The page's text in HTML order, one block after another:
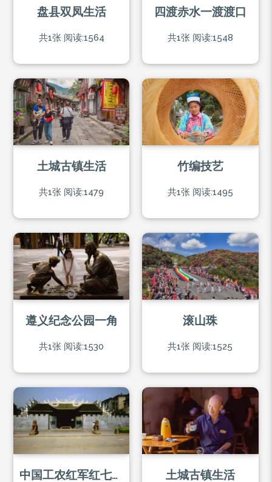
盘县双凤生活
共1张 阅读:1564
四渡赤水一渡渡口
共1张 阅读:1548
土城古镇生活
共1张 阅读:1479
竹编技艺
共1张 阅读:1495
遵义纪念公园一角
共1张 阅读:1530
滚山珠
共1张 阅读:1525
中国工农红军红七军榕江朗洞总指挥部旧址 土城古镇生活